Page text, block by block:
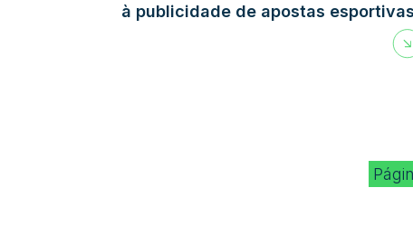
à publicidade de apostas esportivas